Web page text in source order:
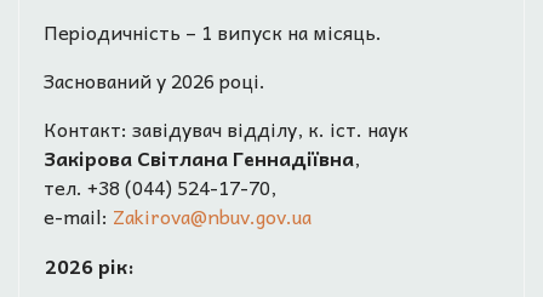
Періодичність – 1 випуск на місяць.
Заснований у 2026 році.
Контакт: завідувач відділу, к. іст. наук
Закірова Світлана Геннадіївна,
тел. +38 (044) 524-17-70,
e-mail: Zakirova@nbuv.gov.ua
2026 рік: